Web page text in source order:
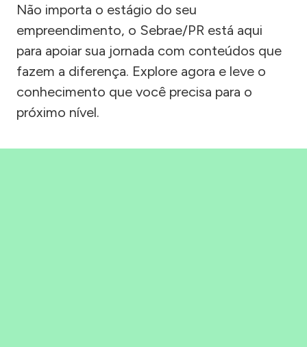
Não importa o estágio do seu
empreendimento, o Sebrae/PR está aqui
para apoiar sua jornada com conteúdos que
fazem a diferença. Explore agora e leve o
conhecimento que você precisa para o
próximo nível.